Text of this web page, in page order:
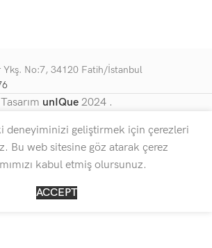
Ykş. No:7, 34120 Fatih/İstanbul
Tasarım unIQue 2024 .
deneyiminizi geliştirmek için çerezleri
Bu web sitesine göz atarak çerez
kabul etmiş olursunuz.
ACCEPT